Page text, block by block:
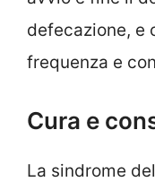
defecazione, e
frequenza e
Cura e
La sindrome